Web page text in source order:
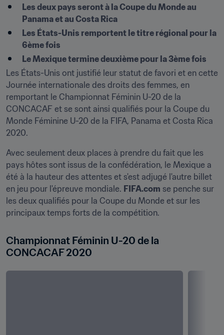
Les deux pays seront à la Coupe du Monde au
Panama et au Costa Rica
Les États-Unis remportent le titre régional pour la
6ème fois
Le Mexique termine deuxième pour la 3ème fois
Les États-Unis ont justifié leur statut de favori et en cette
Journée internationale des droits des femmes, en
remportant le Championnat Féminin U-20 de la
CONCACAF et se sont ainsi qualifiés pour la Coupe du
Monde Féminine U-20 de la FIFA, Panama et Costa Rica
2020.
Avec seulement deux places à prendre du fait que les
pays hôtes sont issus de la confédération, le Mexique a
été à la hauteur des attentes et s'est adjugé l'autre billet
en jeu pour l'épreuve mondiale. FIFA.com se penche sur
les deux qualifiés pour la Coupe du Monde et sur les
principaux temps forts de la compétition.
Championnat Féminin U-20 de la
CONCACAF 2020